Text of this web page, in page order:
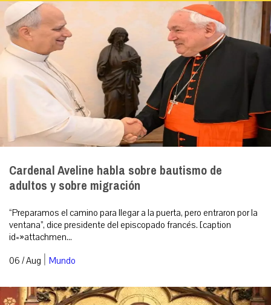
Cardenal Aveline habla sobre bautismo de
adultos y sobre migración
“Preparamos el camino para llegar a la puerta, pero entraron por la
ventana”, dice presidente del episcopado francés. [caption
id=»attachmen...
06 / Aug | Mundo